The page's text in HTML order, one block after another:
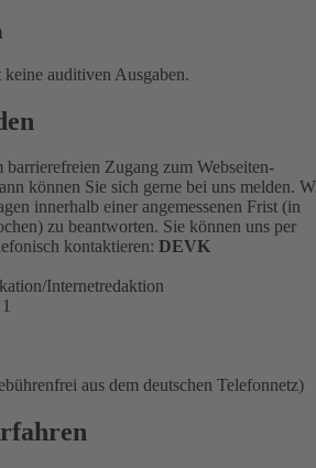
keine auditiven Ausgaben.
Zugang zum Webseiten-
können Sie sich gerne bei uns melden.
innerhalb einer angemessenen Frist (in
zu beantworten. Sie können uns per
kontaktieren: DEVK
Internetredaktion
aus dem deutschen Telefonnetz)